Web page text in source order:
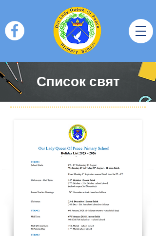
Список свят